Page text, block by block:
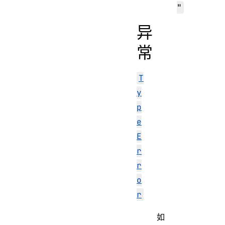
"
异
常
T
y
p
e
E
r
r
o
r
如